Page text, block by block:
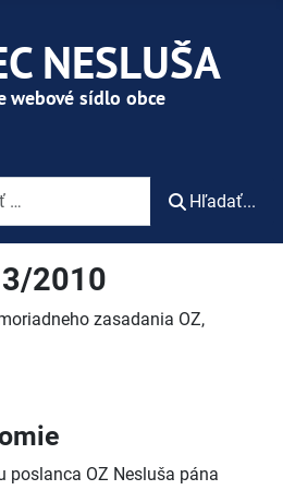
Hľadať...
2010
zasadania OZ,
poslanca OZ Nesluša pána